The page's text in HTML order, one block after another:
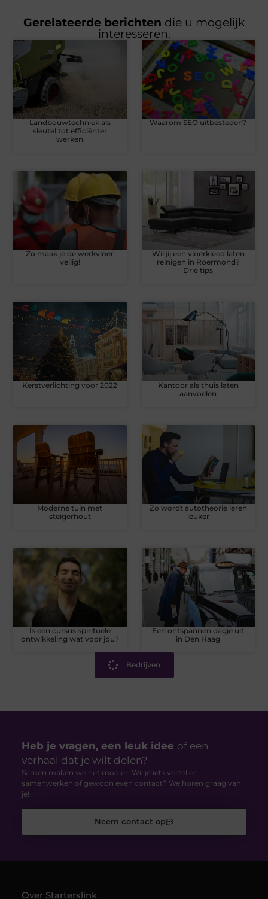
Gerelateerde berichten die u mogelijk
interesseren.
Landbouwtechniek als
sleutel tot efficiënter
werken
Waarom SEO uitbesteden?
Zo maak je de werkvloer
veilig!
Wil jij een vloerkleed laten
reinigen in Roermond?
Drie tips
Kerstverlichting voor 2022
Kantoor als thuis laten
aanvoelen
Moderne tuin met
steigerhout
Zo wordt autotheorie leren
leuker
Is een cursus spirituele
ontwikkeling wat voor jou?
Een ontspannen dagje uit
in Den Haag
Bedrijven
Heb je vragen, een leuk idee of een
verhaal dat je wilt delen?
Samen maken we het mooier. Wil je iets vertellen,
samenwerken of gewoon even contact? We horen graag van
je!
Neem contact op
Over Starterslink